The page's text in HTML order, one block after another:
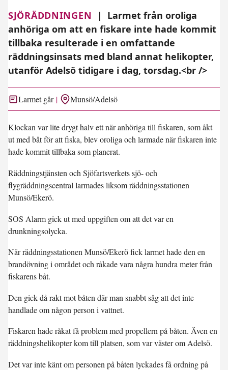
SJÖRÄDDNINGEN |
Larmet från oroliga
anhöriga om att en fiskare inte hade kommit
tillbaka resulterade i en omfattande
räddningsinsats med bland annat helikopter,
utanför Adelsö tidigare i dag, torsdag.<br />
Larmet går Munsö/Adelsö
Klockan var lite drygt halv ett när anhöriga till fiskaren, som åkt
ut med båt för att fiska, blev oroliga och larmade när fiskaren inte
hade kommit tillbaka som planerat.
Räddningstjänsten och Sjöfartsverkets sjö- och
flygräddningscentral larmades liksom räddningsstationen
Munsö/Ekerö.
SOS Alarm gick ut med uppgiften om att det var en
drunkningsolycka.
När räddningsstationen Munsö/Ekerö fick larmet hade den en
brandövning i området och råkade vara några hundra meter från
fiskarens båt.
Den gick då rakt mot båten där man snabbt såg att det inte
handlade om någon person i vattnet.
Fiskaren hade råkat få problem med propellern på båten. Även en
räddningshelikopter kom till platsen, som var väster om Adelsö.
Det var inte känt om personen på båten lyckades få ordning på